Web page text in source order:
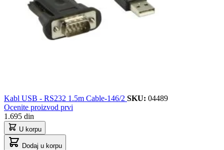
Kabl USB - RS232 1.5m Cable-146/2 SKU: 04489
Ocenite proizvod prvi
1.695 din
U korpu
Dodaj u korpu